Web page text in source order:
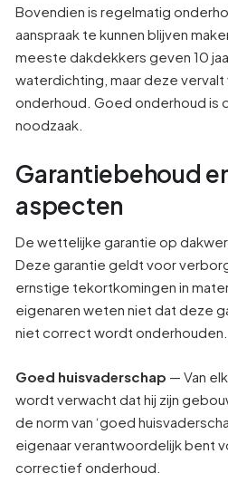
Bovendien is regelmatig
aanspraak te kunnen blijven
meeste dakdekkers geven 10
waterdichting, maar deze vervalt
onderhoud. Goed onderhoud is
noodzaak.
Garantiebehoud
aspecten
De wettelijke garantie op
Deze garantie geldt voor
ernstige tekortkomingen in
eigenaren weten niet dat deze
niet correct wordt onderhouden.
Goed huisvaderschap — Van
wordt verwacht dat hij zijn
de norm van ‘goed
eigenaar verantwoordelijk bent
correctief onderhoud.